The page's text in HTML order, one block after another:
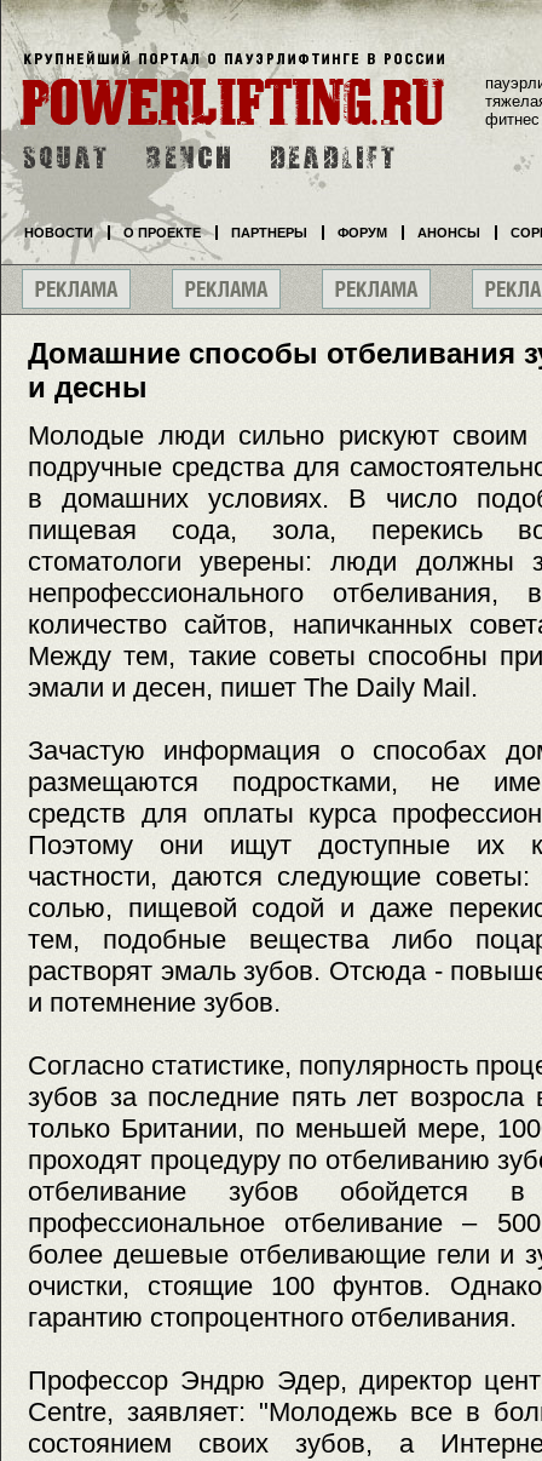
Домашние способы отбеливания
и десны
Молодые люди сильно рискуют своим
подручные средства для
в домашних условиях. В число
пищевая сода, зола, перекись
стоматологи уверены: люди должны
непрофессионального
количество сайтов, напичканных
Между тем, такие советы способны
эмали и десен, пишет The Daily Mail.
Зачастую информация о способах
размещаются подростками, не
средств для оплаты курса
Поэтому они ищут доступные их
частности, даются следующие
солью, пищевой содой и даже
тем, подобные вещества либо
растворят эмаль зубов. Отсюда -
и потемнение зубов.
Согласно статистике, популярность
зубов за последние пять лет
только Британии, по меньшей мере,
проходят процедуру по отбеливанию
отбеливание зубов
профессиональное отбеливание –
более дешевые отбеливающие гели и
очистки, стоящие 100 фунтов.
гарантию стопроцентного отбеливания.
Профессор Эндрю Эдер, директор
Centre, заявляет: "Молодежь все в
состоянием своих зубов, а
фитнес
НОВОСТИ О ПРОЕКТЕ ПАРТНЕРЫ ФОРУМ АНОНСЫ